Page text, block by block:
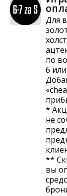
Для
по
6
*
не
**
вы